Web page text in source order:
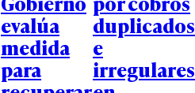
evalúa
medida
para
duplicados
e
irregulares